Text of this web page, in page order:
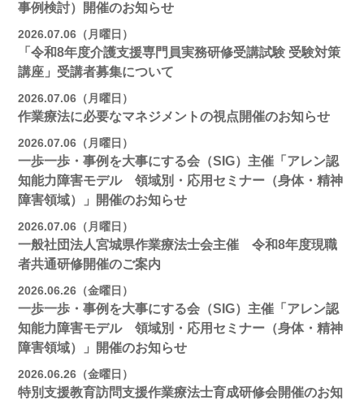
事例検討）開催のお知らせ
2026.07.06（月曜日）
「令和8年度介護支援専門員実務研修受講試験 受験対策
講座」受講者募集について
2026.07.06（月曜日）
作業療法に必要なマネジメントの視点開催のお知らせ
2026.07.06（月曜日）
一歩一歩・事例を大事にする会（SIG）主催「アレン認
知能力障害モデル 領域別・応用セミナー（身体・精神
障害領域）」開催のお知らせ
2026.07.06（月曜日）
一般社団法人宮城県作業療法士会主催 令和8年度現職
者共通研修開催のご案内
2026.06.26（金曜日）
一歩一歩・事例を大事にする会（SIG）主催「アレン認
知能力障害モデル 領域別・応用セミナー（身体・精神
障害領域）」開催のお知らせ
2026.06.26（金曜日）
特別支援教育訪問支援作業療法士育成研修会開催のお知